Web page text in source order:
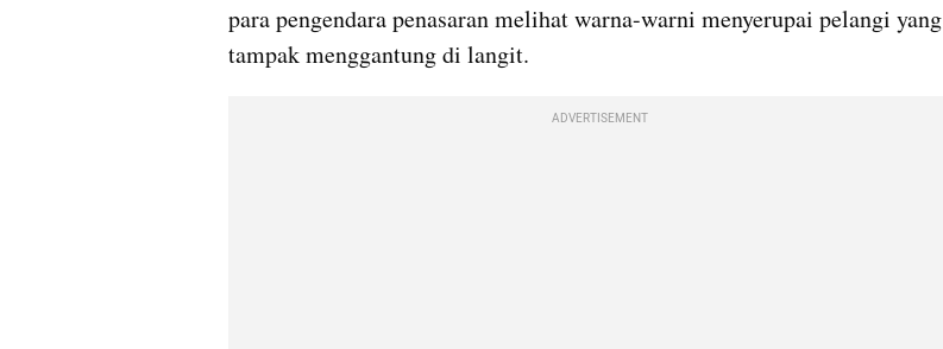
para pengendara penasaran melihat warna-warni menyerupai pelangi yang
tampak menggantung di langit.
ADVERTISEMENT